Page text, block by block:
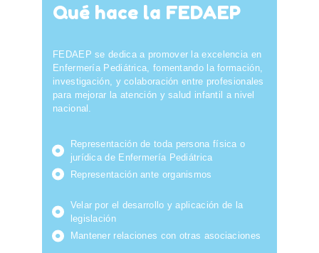
Qué hace la FEDAEP
FEDAEP se dedica a promover la excelencia en
Enfermería Pediátrica, fomentando la formación,
investigación, y colaboración entre profesionales
para mejorar la atención y salud infantil a nivel
nacional.
Representación de toda persona física o
jurídica de Enfermería Pediátrica
Representación ante organismos
Velar por el desarrollo y aplicación de la
legislación
Mantener relaciones con otras asociaciones